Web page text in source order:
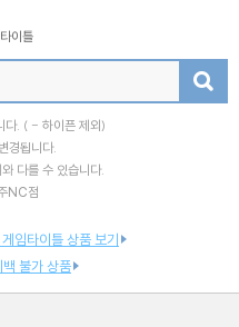
이틀
다. ( - 하이픈 제외)
경됩니다.
다를 수 있습니다.
NC점
임타이틀 상품 보기
백 불가 상품